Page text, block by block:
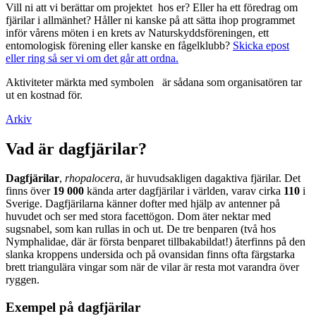
Vill ni att vi berättar om projektet hos er? Eller ha ett föredrag om
fjärilar i allmänhet? Håller ni kanske på att sätta ihop programmet
inför vårens möten i en krets av Naturskyddsföreningen, ett
entomologisk förening eller kanske en fågelklubb? Skicka epost
eller ring så ser vi om det går att ordna.
Aktiviteter märkta med symbolen
är sådana som organisatören tar
ut en kostnad för.
Arkiv
Vad är dagfjärilar?
Dagfjärilar, rhopalocera, är huvudsakligen dagaktiva fjärilar. Det
finns över 19 000 kända arter dagfjärilar i världen, varav cirka 110 i
Sverige. Dagfjärilarna känner dofter med hjälp av antenner på
huvudet och ser med stora facettögon. Dom äter nektar med
sugsnabel, som kan rullas in och ut. De tre benparen (två hos
Nymphalidae, där är första benparet tillbakabildat!) återfinns på den
slanka kroppens undersida och på ovansidan finns ofta färgstarka
brett triangulära vingar som när de vilar är resta mot varandra över
ryggen.
Exempel på dagfjärilar